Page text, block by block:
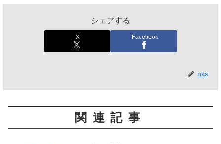
シェアする
X Facebook
nks
関連記事